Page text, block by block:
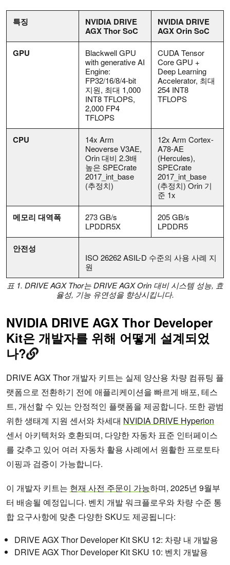
특징
NVIDIA DRIVE
AGX Thor SoC
NVIDIA DRIVE
AGX Orin SoC
GPU
Blackwell GPU
with generative AI
Engine:
FP32/16/8/4-bit
지원, 최대 1,000
INT8 TFLOPS,
2,000 FP4
TFLOPS
CUDA Tensor
Core GPU +
Deep Learning
Accelerator, 최대
254 INT8
TFLOPS
CPU
14x Arm
Neoverse V3AE,
Orin 대비 2.3배
높은 SPECrate
2017_int_base
(추정치)
12x Arm Cortex-
A78-AE
(Hercules),
SPECrate
2017_int_base
(추정치) Orin 기
준 1x
메모리 대역폭
273 GB/s
LPDDR5X
205 GB/s
LPDDR5
안전성
ISO 26262 ASIL-D 수준의 사용 사례 지
원
표 1. DRIVE AGX Thor는 DRIVE AGX Orin 대비 시스템 성능, 효
율성, 기능 유연성을 향상시킵니다.
NVIDIA DRIVE AGX Thor Developer
Kit은 개발자를 위해 어떻게 설계되었
나?
DRIVE AGX Thor 개발자 키트는 실제 양산용 차량 컴퓨팅 플
랫폼으로 전환하기 전에 애플리케이션을 빠르게 배포, 테스
트, 개선할 수 있는 안정적인 플랫폼을 제공합니다. 또한 광범
위한 생태계 지원 센서와 차세대 NVIDIA DRIVE Hyperion
센서 아키텍처와 호환되며, 다양한 자동차 표준 인터페이스
를 갖추고 있어 여러 자동차 활용 사례에서 원활한 프로토타
이핑과 검증이 가능합니다.
이 개발자 키트는 현재 사전 주문이 가능하며, 2025년 9월부
터 배송될 예정입니다. 벤치 개발 워크플로우와 차량 수준 통
합 요구사항에 맞춘 다양한 SKU도 제공됩니다:
DRIVE AGX Thor Developer Kit SKU 12: 차량 내 개발용
DRIVE AGX Thor Developer Kit SKU 10: 벤치 개발용